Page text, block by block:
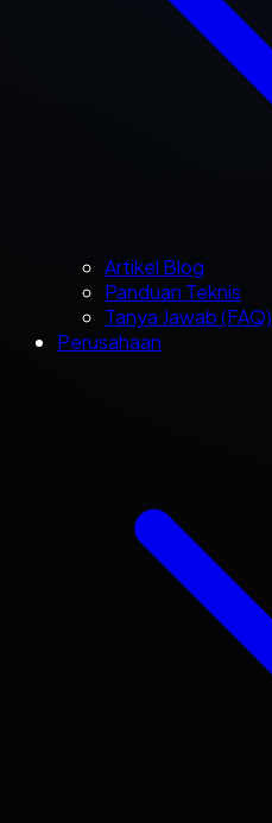
Artikel Blog
Panduan Teknis
Tanya Jawab (FAQ)
Perusahaan